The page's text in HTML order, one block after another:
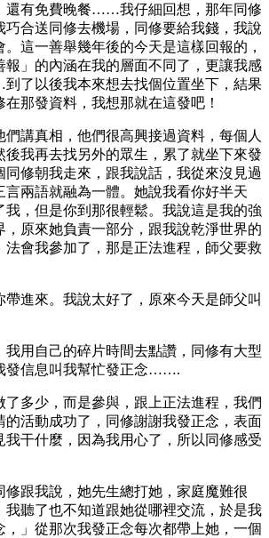
還有免費晚餐……我仔細回想，那年同修
巧合送同修去機場，同修要給我錢，我說
這一善舉幾年後的今天是這樣回報的，
報」的內涵在我的層面不同了，更讓我感
了以後我本來想去找個位置坐下，結果
那發資料，我想那就在這發吧！
講真相，他們很高興接過資料，每個人
後我再去找另外的眾生，累了就坐下來發
同修朝我走來，跟我說話，我從來沒見過
言兩語就融為一體。她說我看你好半天
我，但是你到那很輕鬆。我說這是我的強
，原來她負責一部分，跟我說乾淨世界的
法會我參加了，那是正法進程，師父要救
帶進來。我說太好了，原來今天是師父叫
我用自己的碎片時間去點讚，同修有大型
發信息叫我幫忙發正念…….
了多少，而是參與，跟上正法進程，我們
的活動成功了，同修謝謝我發正念，表面
我干什麼，因為我用心了，所以同修感受
修跟我說，她先生總打她，家庭魔難很
我聽了也不知道跟她從哪裡交流，於是我
，」從那次我發正念每次都帶上她，一個